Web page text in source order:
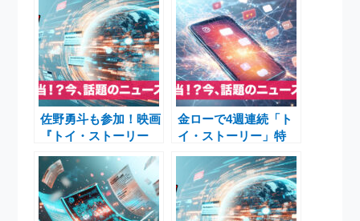
佐野勇斗も参加！映画
『トイ・ストーリー
と最新プライズ情報
金ローで4週連続「ト
イ・ストーリー」特
トーリー5』公開記念
＆地上波初『レックス
はお風呂の王様』も